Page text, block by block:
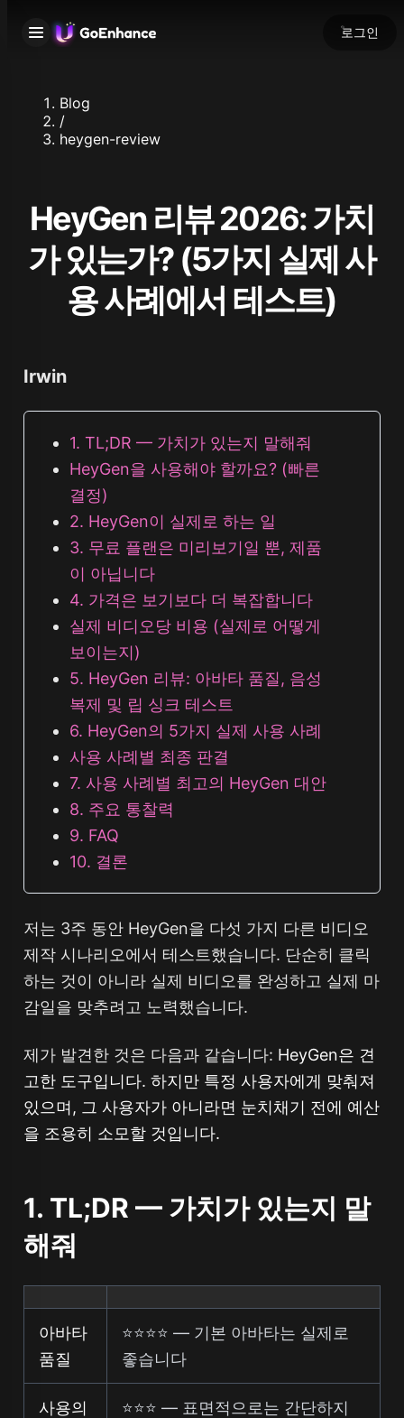
로그인
Blog
/
heygen-review
HeyGen 리뷰 2026: 가치
가 있는가? (5가지 실제 사
용 사례에서 테스트)
Irwin
1. TL;DR — 가치가 있는지 말해줘
HeyGen을 사용해야 할까요? (빠른
결정)
2. HeyGen이 실제로 하는 일
3. 무료 플랜은 미리보기일 뿐, 제품
이 아닙니다
4. 가격은 보기보다 더 복잡합니다
실제 비디오당 비용 (실제로 어떻게
보이는지)
5. HeyGen 리뷰: 아바타 품질, 음성
복제 및 립 싱크 테스트
6. HeyGen의 5가지 실제 사용 사례
사용 사례별 최종 판결
7. 사용 사례별 최고의 HeyGen 대안
8. 주요 통찰력
9. FAQ
10. 결론
저는 3주 동안 HeyGen을 다섯 가지 다른 비디오
제작 시나리오에서 테스트했습니다. 단순히 클릭
하는 것이 아니라 실제 비디오를 완성하고 실제 마
감일을 맞추려고 노력했습니다.
제가 발견한 것은 다음과 같습니다: HeyGen은 견
고한 도구입니다. 하지만 특정 사용자에게 맞춰져
있으며, 그 사용자가 아니라면 눈치채기 전에 예산
을 조용히 소모할 것입니다.
1. TL;DR — 가치가 있는지 말
해줘
아바타
품질
⭐⭐⭐⭐ — 기본 아바타는 실제로
좋습니다
사용의
⭐⭐⭐ — 표면적으로는 간단하지